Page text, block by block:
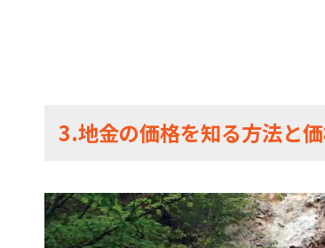
3.地金の価格を知る方法と